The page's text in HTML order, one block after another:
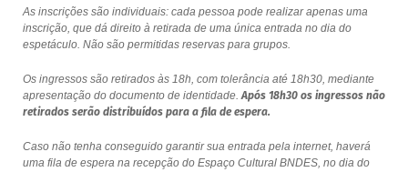
As inscrições são individuais: cada pessoa pode realizar apenas uma
inscrição, que dá direito à retirada de uma única entrada no dia do
espetáculo. Não são permitidas reservas para grupos.
Os ingressos são retirados às 18h, com tolerância até 18h30, mediante
apresentação do documento de identidade.Após 18h30 os ingressos não
retirados serão distribuídos para a fila de espera.
Caso não tenha conseguido garantir sua entrada pela internet, haverá
uma fila de espera na recepção do Espaço Cultural BNDES, no dia do